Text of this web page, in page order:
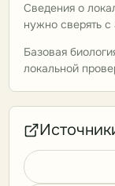
Сведения о
нужно сверять
Базовая
локальной